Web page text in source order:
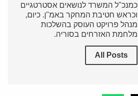
כמנכ"ל המשרד לנושאים אסטרטגיים
וכראש חטיבת המחקר באמ"ן. כיום,
מנהל פרויקט העוסק בהשלכות
מלחמת האזרחים בסוריה.
All Posts